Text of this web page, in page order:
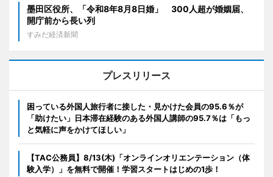
墨田区役所、「令和8年8月8日婚」 300人超が婚姻届、
開庁前から長い列
すみだ経済新聞
プレスリリース
困っている外国人旅行者に接した・見かけた会員の95.6％が
「助けたい」日本滞在経験のある外国人講師の95.7％は「もっ
と気軽に声をかけてほしい」
【TAC公務員】8/13(木)「オンラインオリエンテーション（体
験入学）」を無料で開催！学習スタートはじめの1歩！